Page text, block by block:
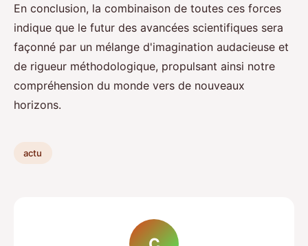
En conclusion, la combinaison de toutes ces forces
indique que le futur des avancées scientifiques sera
façonné par un mélange d'imagination audacieuse et
de rigueur méthodologique, propulsant ainsi notre
compréhension du monde vers de nouveaux
horizons.
actu